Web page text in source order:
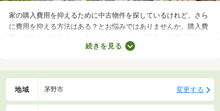
家の購入費用を抑えるために中古物件を探しているけれど、さら
に費用を抑える方法はある？とお悩みではありませんか。購入費
用をできるだけ抑えたい方におすすめなのが売主・代理で取引さ
れる物件です。不動産会社への仲介手数料が発生しないので、購
古の一戸建て物件を紹介します。
続きを見る
地域 茅野市 変更する